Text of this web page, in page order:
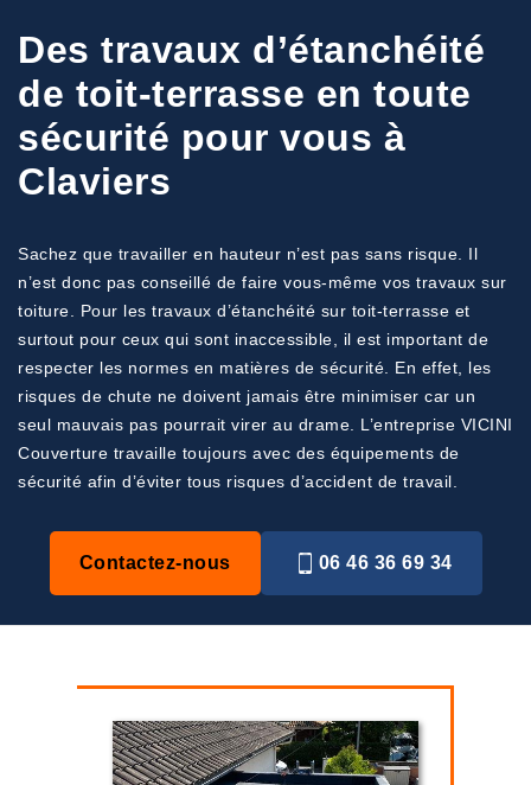
Des travaux d’étanchéité
de toit-terrasse en toute
sécurité pour vous à
Claviers
Sachez que travailler en hauteur n’est pas sans risque. Il
n’est donc pas conseillé de faire vous-même vos travaux sur
toiture. Pour les travaux d’étanchéité sur toit-terrasse et
surtout pour ceux qui sont inaccessible, il est important de
respecter les normes en matières de sécurité. En effet, les
risques de chute ne doivent jamais être minimiser car un
seul mauvais pas pourrait virer au drame. L’entreprise VICINI
Couverture travaille toujours avec des équipements de
sécurité afin d’éviter tous risques d’accident de travail.
Contactez-nous 06 46 36 69 34